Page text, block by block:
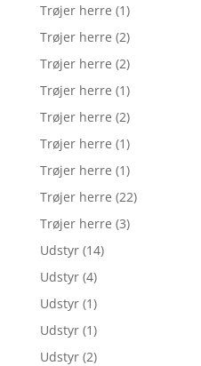
Trøjer herre (1)
Trøjer herre (2)
Trøjer herre (2)
Trøjer herre (1)
Trøjer herre (2)
Trøjer herre (1)
Trøjer herre (1)
Trøjer herre (22)
Trøjer herre (3)
Udstyr (14)
Udstyr (4)
Udstyr (1)
Udstyr (1)
Udstyr (2)